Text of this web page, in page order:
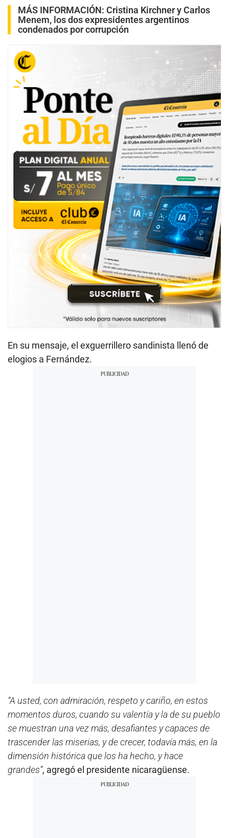
MÁS INFORMACIÓN: Cristina Kirchner y Carlos
Menem, los dos expresidentes argentinos
condenados por corrupción
En su mensaje, el exguerrillero sandinista llenó de
elogios a Fernández.
“A usted, con admiración, respeto y cariño, en estos
momentos duros, cuando su valentía y la de su pueblo
se muestran una vez más, desafiantes y capaces de
trascender las miserias, y de crecer, todavía más, en la
dimensión histórica que los ha hecho, y hace
grandes”, agregó el presidente nicaragüense.